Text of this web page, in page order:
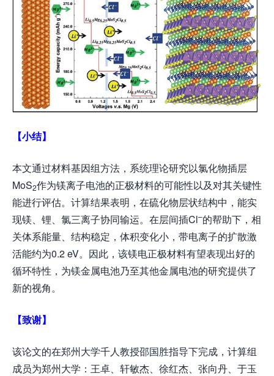
【小结】
本文通过材料基因组方法，系统理论研究以氯化物插层
MoS2作为镁离子电池的正极材料的可能性以及对其关键性
能进行评估。计算结果表明，在硫化物层状结构中，能实
现镁、锂、氯三离子协同输运。在层间插Cl–的帮助下，相
关体系能量、结构稳定，体积变化小，带电离子的扩散激
活能约为0.2 eV。因此，该镁电正极材料有望表现出好的
循环特性，为镁金属电池乃至其他金属电池的研究提供了
新的视角。
【致谢】
该论文的在郑州大学千人教授邵国胜指导下完成，计算组
成员为郑州大学：王卓、轩敏杰、徐红杰、张向丹、于玉